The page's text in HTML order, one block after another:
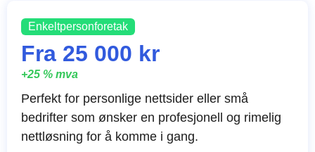
Enkeltpersonforetak
Fra 25 000 kr
+25 % mva
Perfekt for personlige nettsider eller små
bedrifter som ønsker en profesjonell og rimelig
nettløsning for å komme i gang.